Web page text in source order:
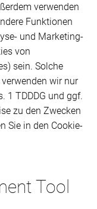
verwenden
Funktionen
und Marketing-
von
sein. Solche
wir nur
1 TDDDG und ggf.
zu den Zwecken
Sie in den Cookie-
Tool